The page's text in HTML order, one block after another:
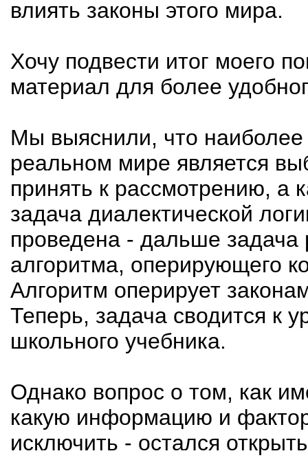
влиять законы этого мира.
Хочу подвести итог моего
материал для более
Мы выяснили, что
реальном мире является
принять к рассмотрению, а
задача диалектической
проведена - дальше задача
алгоритма, оперирующего
Алгоритм оперирует
Теперь, задача сводится к
школьного учебника.
Однако вопрос о том, как
какую информацию и
исключить - остался